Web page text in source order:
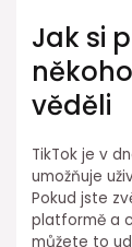
Jak si
věděli
TikTok je v
umožňuje
Pokud jste
platformě a
můžete to